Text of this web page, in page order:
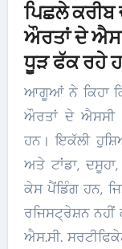
ਪਿਛਲੇ
ਔਰਤਾਂ ਦੇ
ਧੂੜ ਫੱਕ ਰਹੇ
ਆਗੂਆਂ ਨੇ ਕਿਹਾ
ਔਰਤਾਂ ਦੇ ਐਸਸੀ
ਹਨ। ਇਕੱਲੀ
ਅਤੇ ਟਾਂਡਾ,
ਕੇਸ ਪੈਂਡਿੰਗ ਹਨ,
ਰਜਿਸਟ੍ਰੇਸ਼ਨ ਨਹੀਂ
ਐਸ.ਸੀ.